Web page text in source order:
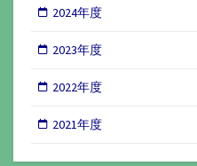
2024年度
2023年度
2022年度
2021年度